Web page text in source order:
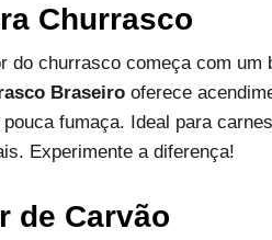
Churrasco
do churrasco começa com um
Braseirooferece
fumaça. Ideal para
Experimente a diferença!
de Carvão